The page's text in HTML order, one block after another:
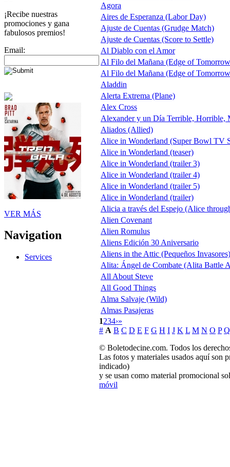
¡Recibe nuestras
promociones y gana
fabulosos premios!
Email:
VER MÁS
Navigation
Services
Agora
Aires de Esperanza (Labor Day)
Ajuste de Cuentas (Grudge Match)
Ajuste de Cuentas (Score to Settle)
Al Diablo con el Amor
Al Filo del Mañana (Edge of
Al Filo del Mañana (Edge of
Aladdin
Alerta Extrema (Plane)
Alex Cross
Alexander y un Día Terrible, Horrible,
Aliados (Allied)
Alice in Wonderland (Super Bowl TV
Alice in Wonderland (teaser)
Alice in Wonderland (trailer 3)
Alice in Wonderland (trailer 4)
Alice in Wonderland (trailer 5)
Alice in Wonderland (trailer)
Alicia a través del Espejo (Alice
Alien Covenant
Alien Romulus
Aliens Edición 30 Aniversario
Aliens in the Attic (Pequeños Invasores)
Alita: Ángel de Combate (Alita Battle
All About Steve
All Good Things
Alma Salvaje (Wild)
Almas Pasajeras
1234›»
# A B C D E F G H I J K L M N O P Q
© Boletodecine.com. Todos los
Las fotos y materiales usados aquí son
indicado)
y se usan como material promocional
móvil